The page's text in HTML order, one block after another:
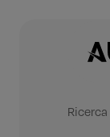
Ricerca